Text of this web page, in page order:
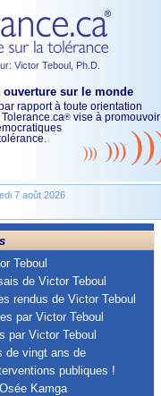
Victor Teboul, Ph.D.
sur le monde
rapport à toute orientation
® vise à promouvoir
7 août 2026
Teboul
de Victor Teboul
rendus de Victor Teboul
par Victor Teboul
par Victor Teboul
de vingt ans de
publiques !
Kamga